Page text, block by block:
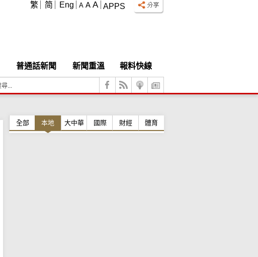
APPS
A A A
繁 简 Eng
普通話新聞 新聞重溫
報料快線
全部 本地 大中華 國際 財經 體育